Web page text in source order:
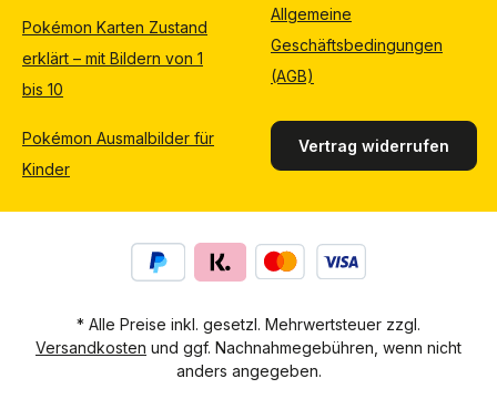
Pokémon Karten Zustand
erklärt – mit Bildern von 1
bis 10
Pokémon Ausmalbilder für
Kinder
Allgemeine
Geschäftsbedingungen
(AGB)
Vertrag widerrufen
* Alle Preise inkl. gesetzl. Mehrwertsteuer zzgl.
Versandkosten und ggf. Nachnahmegebühren, wenn nicht
anders angegeben.